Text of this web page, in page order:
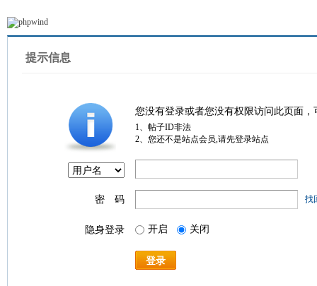
提示信息
您没有登录或者您没有权限访问此页面
1、帖子ID非法
2、您还不是站点会员,请先登录站点
密 码 找
隐身登录 开启 关闭
登录